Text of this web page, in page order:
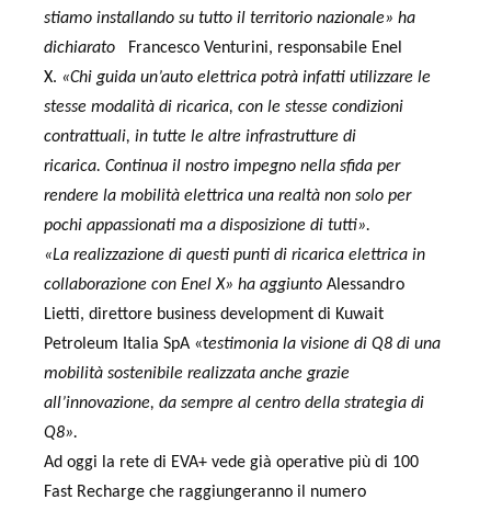
stiamo installando su tutto il territorio nazionale» ha
dichiarato
Francesco Venturini, responsabile Enel
X. «Chi guida un’auto elettrica potrà infatti utilizzare le
stesse modalità di ricarica, con le stesse condizioni
contrattuali, in tutte le altre infrastrutture di
ricarica. Continua il nostro impegno nella sfida per
rendere la mobilità elettrica una realtà non solo per
pochi appassionati ma a disposizione di tutti».
«La realizzazione di questi punti di ricarica elettrica in
collaborazione con Enel X» ha aggiunto Alessandro
Lietti, direttore business development di Kuwait
Petroleum Italia SpA «testimonia la visione di Q8 di una
mobilità sostenibile realizzata anche grazie
all’innovazione, da sempre al centro della strategia di
Q8».
Ad oggi la rete di EVA+ vede già operative più di 100
Fast Recharge che raggiungeranno il numero